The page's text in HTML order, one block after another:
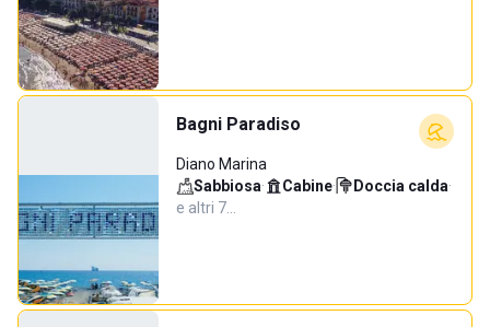
Bagni Paradiso
Diano Marina
Sabbiosa· Cabine· Doccia calda·
e altri 7…